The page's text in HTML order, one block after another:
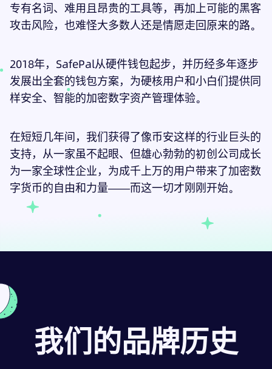
专有名词、难用且昂贵的工具等，再加上可能的黑客
攻击风险，也难怪大多数人还是情愿走回原来的路。
2018年，SafePal从硬件钱包起步，并历经多年逐步
发展出全套的钱包方案，为硬核用户和小白们提供同
样安全、智能的加密数字资产管理体验。
在短短几年间，我们获得了像币安这样的行业巨头的
支持，从一家虽不起眼、但雄心勃勃的初创公司成长
为一家全球性企业，为成千上万的用户带来了加密数
字货币的自由和力量——而这一切才刚刚开始。
我们的品牌历史